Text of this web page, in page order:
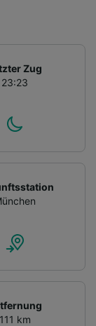
Zug
23:23
111 km